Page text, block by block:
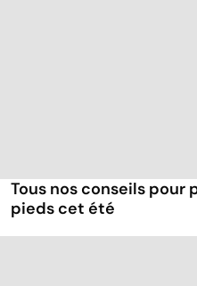
Tous nos conseils pour
pieds cet été